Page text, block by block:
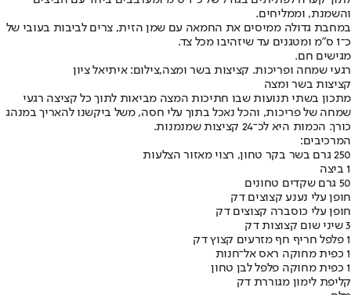
והשמנת, וממליחים.
במחבת גדולה ממיסים את החמאה עם שמן הזית, צרים לביבות בעובי של
כ־1 ס"מ ומטגנים עד שיזהיבו מכל צד.
מגישים חם.
רגעי שמחה ופריכות. קציצות בשר ומצה,צילום: איתיאל ציון
קציצות בשר ומצה
מתכון בשתי תנועות שבו חתיכות המצה מביאות לתוך כל קציצה רגעי
שמחה של פריכות, והכל נאכל בתוך עלי חסה, משל ביקשנו להאריך במנהג
כורך. הכמות היא לכ־24 קציצות שמנמנות.
המרכיבים:
250 גרם בשר בקר טחון, רצוי מאזור הצלעות
1 ביצה
50 גרם שקדים טחונים
חופן עלי נענע קצוצים דק
חופן עלי כוסברה קצוצים דק
3 שיני שום קצוצות דק
1 פלפל חריף חף מזרעים קצוץ דק
1 כפית מחוקה ראס אל־חנות
1 כפית מחוקה פלפל לבן טחון
קליפת לימון מגוררת דק